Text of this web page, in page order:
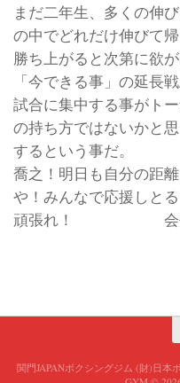
まだ二年生、多くの伸
の中でどれだけ伸びて
勝ち上がると次第に欲
「今できる事」の延長
試合に集中する事がト
の持ち方ではないかと
するという事だ。
喬之！明日も自分の距
や！みんなで応援しと
頑張れ！ 会
関門JAPANボクシングジム (財)日本